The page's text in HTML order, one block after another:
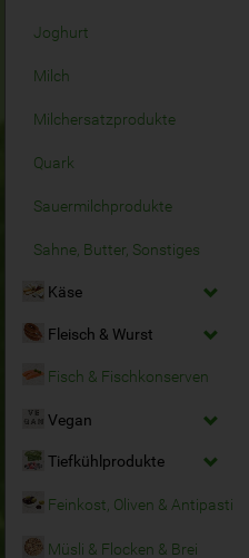
Joghurt
Milch
Milchersatzprodukte
Quark
Sauermilchprodukte
Sahne, Butter, Sonstiges
Käse
Fleisch & Wurst
Fisch & Fischkonserven
Vegan
Tiefkühlprodukte
Feinkost, Oliven & Antipasti
Müsli & Flocken & Brei